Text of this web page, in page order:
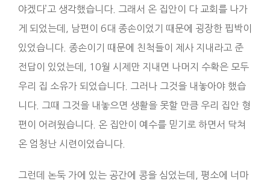
야겠다’고 생각했습니다. 그래서 온 집안이 다 교회를 나가
게 되었는데, 남편이 6대 종손이었기 때문에 굉장한 핍박이
있었습니다. 종손이기 때문에 친척들이 제사 지내라고 준
전답이 있었는데, 10월 시제만 지내면 나머지 수확은 모두
우리 집 소유가 되었습니다. 그러나 그것을 내놓아야 했습
니다. 그때 그것을 내놓으면 생활을 못할 만큼 우리 집안 형
편이 어려웠습니다. 온 집안이 예수를 믿기로 하면서 닥쳐
온 엄청난 시련이었습니다.
그런데 논둑 가에 있는 공간에 콩을 심었는데, 평소에 너마